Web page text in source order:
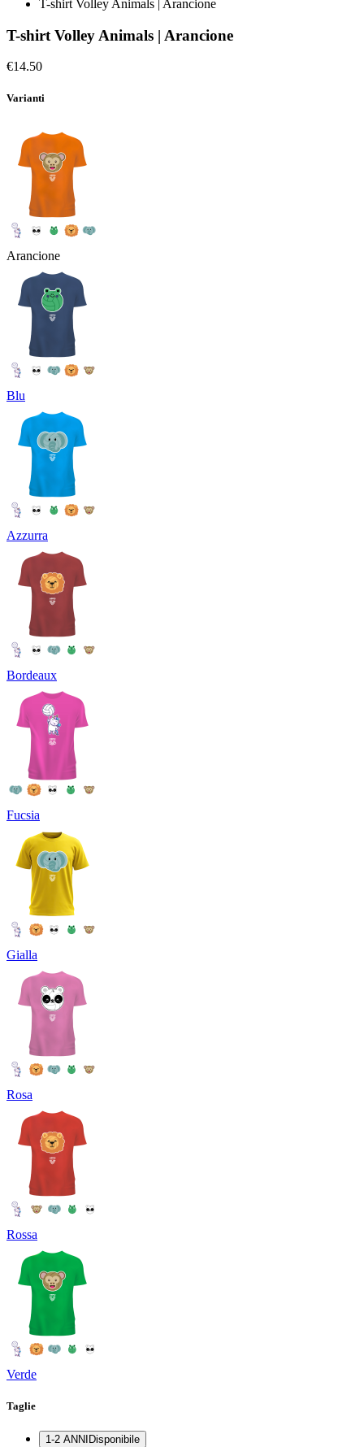
T-shirt Volley Animals | Arancione
T-shirt Volley Animals | Arancione
€14.50
Varianti
Arancione
Blu
Azzurra
Bordeaux
Fucsia
Gialla
Rosa
Rossa
Verde
Taglie
1-2 ANNI Disponibile